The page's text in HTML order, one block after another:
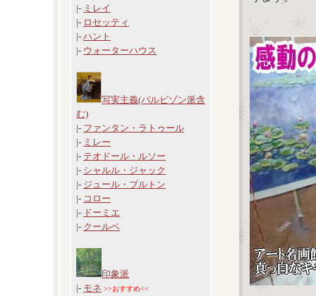
|- ミレイ
|- ロセッティ
|- ハント
|- ウォーターハウス
写実主義(バルビゾン派含
む)
|- ファンタン・ラトゥール
|- ミレー
|- テオドール・ルソー
|- シャルル・ジャック
|- ジュール・ブルトン
|- コロー
|- ドーミエ
|- クールベ
印象派
|- モネ >>おすすめ<<